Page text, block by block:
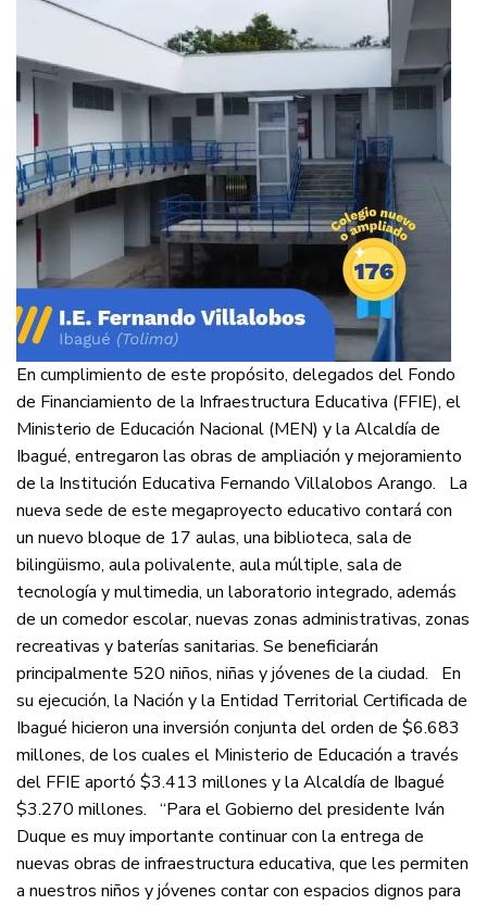
En cumplimiento de este propósito, delegados del Fondo
de Financiamiento de la Infraestructura Educativa (FFIE), el
Ministerio de Educación Nacional (MEN) y la Alcaldía de
Ibagué, entregaron las obras de ampliación y mejoramiento
de la Institución Educativa Fernando Villalobos Arango. La
nueva sede de este megaproyecto educativo contará con
un nuevo bloque de 17 aulas, una biblioteca, sala de
bilingüismo, aula polivalente, aula múltiple, sala de
tecnología y multimedia, un laboratorio integrado, además
de un comedor escolar, nuevas zonas administrativas, zonas
recreativas y baterías sanitarias. Se beneficiarán
principalmente 520 niños, niñas y jóvenes de la ciudad. En
su ejecución, la Nación y la Entidad Territorial Certificada de
Ibagué hicieron una inversión conjunta del orden de $6.683
millones, de los cuales el Ministerio de Educación a través
del FFIE aportó $3.413 millones y la Alcaldía de Ibagué
$3.270 millones. “Para el Gobierno del presidente Iván
Duque es muy importante continuar con la entrega de
nuevas obras de infraestructura educativa, que les permiten
a nuestros niños y jóvenes contar con espacios dignos para